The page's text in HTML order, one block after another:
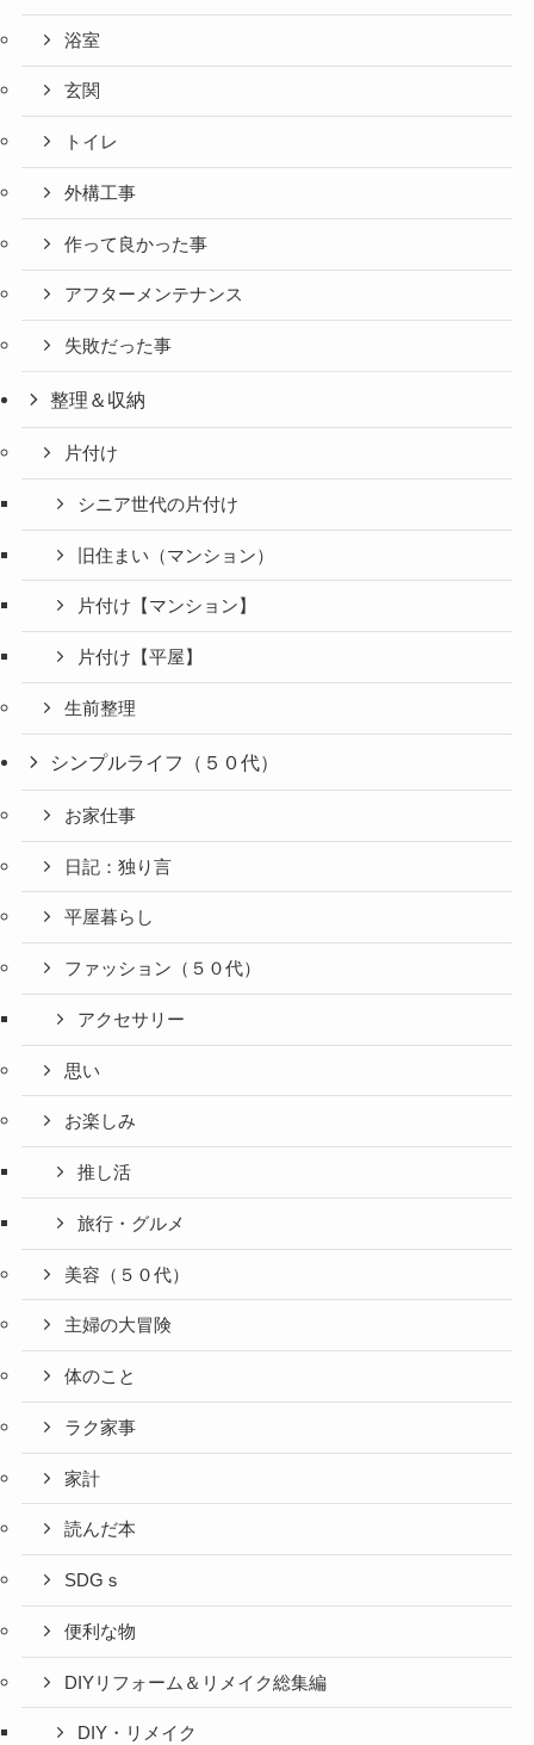
浴室
玄関
トイレ
外構工事
作って良かった事
アフターメンテナンス
失敗だった事
整理＆収納
片付け
シニア世代の片付け
旧住まい（マンション）
片付け【マンション】
片付け【平屋】
生前整理
シンプルライフ（５０代）
お家仕事
日記：独り言
平屋暮らし
ファッション（５０代）
アクセサリー
思い
お楽しみ
推し活
旅行・グルメ
美容（５０代）
主婦の大冒険
体のこと
ラク家事
家計
読んだ本
SDGｓ
便利な物
DIYリフォーム＆リメイク総集編
DIY・リメイク